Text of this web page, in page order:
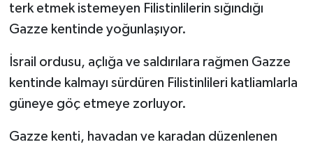
terk etmek istemeyen Filistinlilerin sığındığı
Gazze kentinde yoğunlaşıyor.
İsrail ordusu, açlığa ve saldırılara rağmen Gazze
kentinde kalmayı sürdüren Filistinlileri katliamlarla
güneye göç etmeye zorluyor.
Gazze kenti, havadan ve karadan düzenlenen